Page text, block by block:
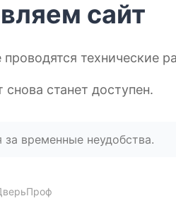
сайт
технические
станет доступен.
временные неудобства.